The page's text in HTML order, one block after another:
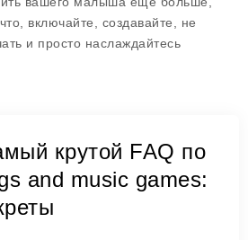
включайте, создавайте, не
и просто наслаждайтесь
крутой FAQ по
and music games: